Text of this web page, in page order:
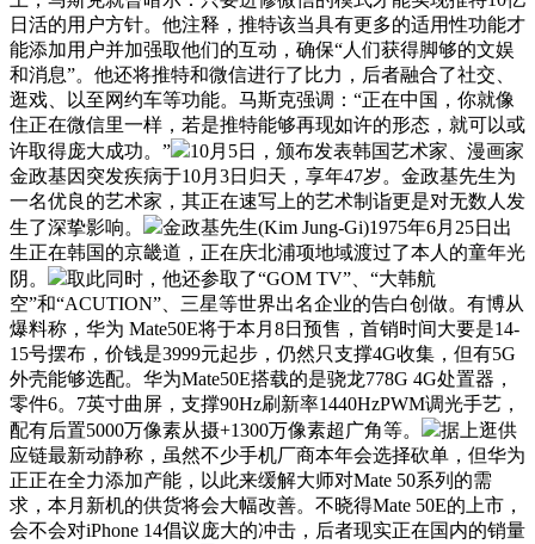
日活的用户方针。他注释，推特该当具有更多的适用性功能才
能添加用户并加强取他们的互动，确保“人们获得脚够的文娱
和消息”。他还将推特和微信进行了比力，后者融合了社交、
逛戏、以至网约车等功能。马斯克强调：“正在中国，你就像
住正在微信里一样，若是推特能够再现如许的形态，就可以或
许取得庞大成功。”
10月5日，颁布发表韩国艺术家、漫画家
金政基因突发疾病于10月3日归天，享年47岁。金政基先生为
一名优良的艺术家，其正在速写上的艺术制诣更是对无数人发
生了深挚影响。
金政基先生(Kim Jung-Gi)1975年6月25日出
生正在韩国的京畿道，正在庆北浦项地域渡过了本人的童年光
阴。
取此同时，他还参取了“GOM TV”、“大韩航
空”和“ACUTION”、三星等世界出名企业的告白创做。有博从
爆料称，华为 Mate50E将于本月8日预售，首销时间大要是14-
15号摆布，价钱是3999元起步，仍然只支撑4G收集，但有5G
外壳能够选配。华为Mate50E搭载的是骁龙778G 4G处置器，
零件6。7英寸曲屏，支撑90Hz刷新率1440HzPWM调光手艺，
配有后置5000万像素从摄+1300万像素超广角等。
据上逛供
应链最新动静称，虽然不少手机厂商本年会选择砍单，但华为
正正在全力添加产能，以此来缓解大师对Mate 50系列的需
求，本月新机的供货将会大幅改善。不晓得Mate 50E的上市，
会不会对iPhone 14倡议庞大的冲击，后者现实正在国内的销量